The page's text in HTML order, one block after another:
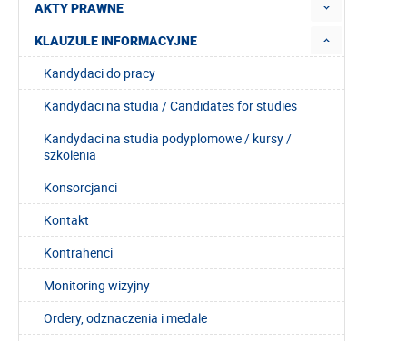
AKTY PRAWNE
KLAUZULE INFORMACYJNE
Kandydaci do pracy
Kandydaci na studia / Candidates for studies
Kandydaci na studia podyplomowe / kursy /
szkolenia
Konsorcjanci
Kontakt
Kontrahenci
Monitoring wizyjny
Ordery, odznaczenia i medale